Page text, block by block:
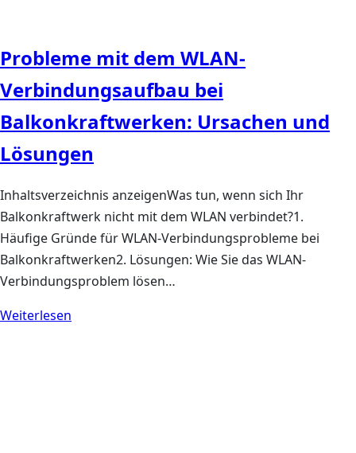
Probleme mit dem WLAN-
Verbindungsaufbau bei
Balkonkraftwerken: Ursachen und
Lösungen
Inhaltsverzeichnis anzeigenWas tun, wenn sich Ihr
Balkonkraftwerk nicht mit dem WLAN verbindet?1.
Häufige Gründe für WLAN-Verbindungsprobleme bei
Balkonkraftwerken2. Lösungen: Wie Sie das WLAN-
Verbindungsproblem lösen…
Weiterlesen